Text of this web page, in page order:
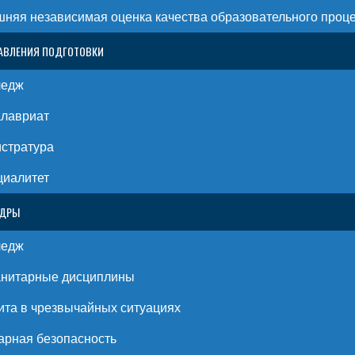
независимая оценка качества образовательного
ПОДГОТОВКИ
дисциплины
в чрезвычайных ситуациях
безопасность